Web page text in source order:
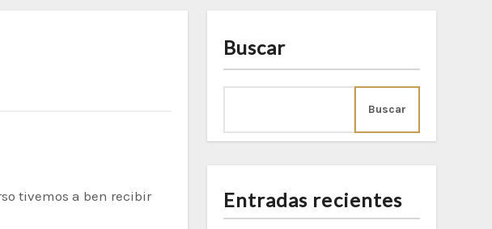
Buscar
Buscar
Entradas recientes